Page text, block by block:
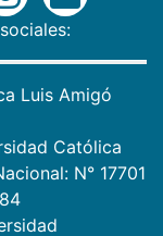
Luis Amigó
Católica
N° 17701